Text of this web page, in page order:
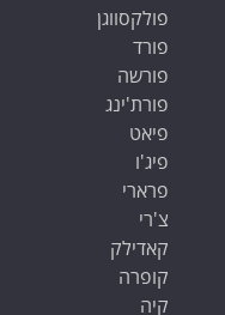
פולקסווגן
פורד
פורשה
פורת'ינג
פיאט
פיג'ו
פרארי
צ'רי
קאדילק
קופרה
קיה